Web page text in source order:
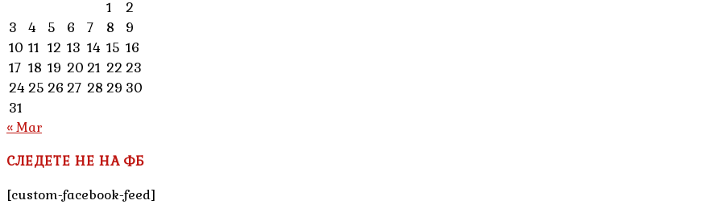
1
2
3
4 5 6 7 8
9
10 11 12 13 14 15 16
17 18 19 20 21 22 23
24 25 26 27 28 29 30
31
« Mar
СЛЕДЕТЕ НЕ НА ФБ
[custom-facebook-feed]